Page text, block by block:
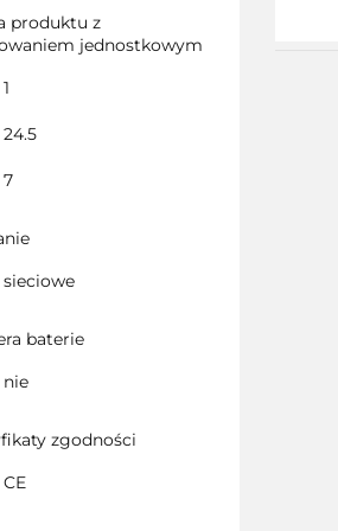
produktu z
jednostkowym
1
24.5
7
sieciowe
baterie
nie
zgodności
CE